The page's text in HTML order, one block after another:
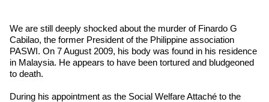
We are still deeply shocked about the murder of Finardo G
Cabilao, the former President of the Philippine association
PASWI. On 7 August 2009, his body was found in his residence
in Malaysia. He appears to have been tortured and bludgeoned
to death.
During his appointment as the Social Welfare Attaché to the